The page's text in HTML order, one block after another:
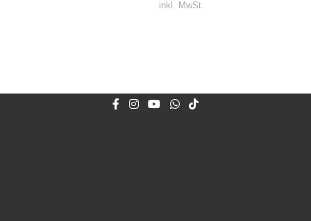
inkl. MwSt.